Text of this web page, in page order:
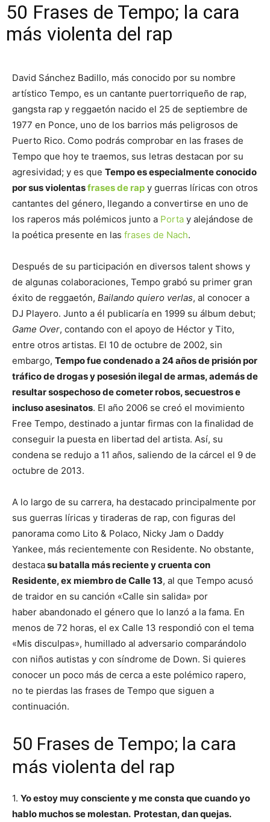
50 Frases de Tempo; la cara
más violenta del rap
David Sánchez Badillo, más conocido por su nombre
artístico Tempo, es un cantante puertorriqueño de rap,
gangsta rap y reggaetón nacido el 25 de septiembre de
1977 en Ponce, uno de los barrios más peligrosos de
Puerto Rico. Como podrás comprobar en las frases de
Tempo que hoy te traemos, sus letras destacan por su
agresividad; y es que Tempo es especialmente conocido
por sus violentasfrases de rap y guerras líricas con otros
cantantes del género, llegando a convertirse en uno de
los raperos más polémicos junto a Porta y alejándose de
la poética presente en las frases de Nach.
Después de su participación en diversos talent shows y
de algunas colaboraciones, Tempo grabó su primer gran
éxito de reggaetón, Bailando quiero verlas, al conocer a
DJ Playero. Junto a él publicaría en 1999 su álbum debut;
Game Over, contando con el apoyo de Héctor y Tito,
entre otros artistas. El 10 de octubre de 2002, sin
embargo, Tempo fue condenado a 24 años de prisión por
tráfico de drogas y posesión ilegal de armas, además de
resultar sospechoso de cometer robos, secuestros e
incluso asesinatos. El año 2006 se creó el movimiento
Free Tempo, destinado a juntar firmas con la finalidad de
conseguir la puesta en libertad del artista. Así, su
condena se redujo a 11 años, saliendo de la cárcel el 9 de
octubre de 2013.
A lo largo de su carrera, ha destacado principalmente por
sus guerras líricas y tiraderas de rap, con figuras del
panorama como Lito & Polaco, Nicky Jam o Daddy
Yankee, más recientemente con Residente. No obstante,
destacasu batalla más reciente y cruenta con
Residente, ex miembro de Calle 13, al que Tempo acusó
de traidor en su canción «Calle sin salida» por
haber abandonado el género que lo lanzó a la fama. En
menos de 72 horas, el ex Calle 13 respondió con el tema
«Mis disculpas», humillado al adversario comparándolo
con niños autistas y con síndrome de Down. Si quieres
conocer un poco más de cerca a este polémico rapero,
no te pierdas las frases de Tempo que siguen a
continuación.
50 Frases de Tempo; la cara
más violenta del rap
1. Yo estoy muy consciente y me consta que cuando yo
hablo muchos se molestan. Protestan, dan quejas.